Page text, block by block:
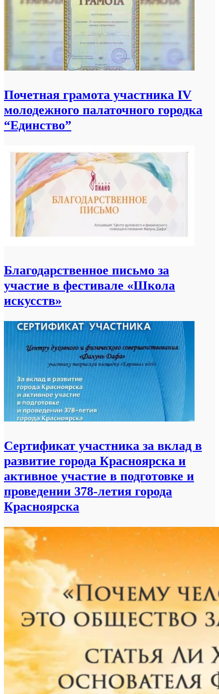
Почетная грамота участника IV
молодежного палаточного городка
“Единство”
Благодарственное письмо за
участие в фестивале «Школа
искусств»
Сертификат участника за вклад в
развитие города Красноярска и
активное участие в подготовке и
проведении 378-летия города
Красноярска